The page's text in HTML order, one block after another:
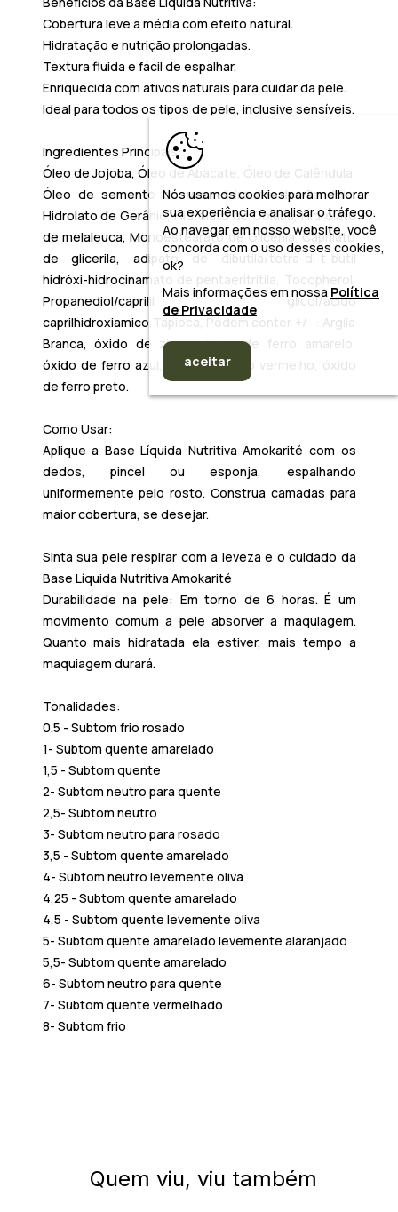
Cobertura leve a média com efeito natural.
Hidratação e nutrição prolongadas.
Textura fluida e fácil de espalhar.
Enriquecida com ativos naturais para cuidar da pele.
Ideal para todos os tipos de pele, inclusive sensíveis.
Ingredientes Principais:
Óleo de Jojoba, Óleo de Abacate, Óleo de Calêndula,
Óleo de semente de uva, Hidrolato de Candeia,
Hidrolato de Gerânio, Hidrolato de Goiaba, Hidrolato
de melaleuca, Monoestearato de Glicerila, Caprilato
de glicerila, adipato de dibutila/tetra-di-t-butil
hidróxi-hidrocinamato de pentaeritritila, Tocopherol,
Propanediol/caprilil glicol/ácido
caprilhidroxiamico,Tapioca, Podem conter +/- : Argila
Branca, óxido de zinco, óxido de ferro amarelo,
óxido de ferro azul, óxido de ferro vermelho, óxido
de ferro preto.
Como Usar:
Aplique a Base Líquida Nutritiva Amokarité com os
dedos, pincel ou esponja, espalhando
uniformemente pelo rosto. Construa camadas para
maior cobertura, se desejar.
Sinta sua pele respirar com a leveza e o cuidado da
Base Líquida Nutritiva Amokarité
Durabilidade na pele: Em torno de 6 horas. É um
movimento comum a pele absorver a maquiagem.
Quanto mais hidratada ela estiver, mais tempo a
maquiagem durará.
Tonalidades:
0.5 - Subtom frio rosado
1- Subtom quente amarelado
1,5 - Subtom quente
2- Subtom neutro para quente
2,5- Subtom neutro
3- Subtom neutro para rosado
3,5 - Subtom quente amarelado
4- Subtom neutro levemente oliva
4,25 - Subtom quente amarelado
4,5 - Subtom quente levemente oliva
5- Subtom quente amarelado levemente alaranjado
5,5- Subtom quente amarelado
6- Subtom neutro para quente
7- Subtom quente vermelhado
8- Subtom frio
Quem viu, viu também
Nós usamos cookies para melhorar
sua experiência e analisar o tráfego.
Ao navegar em nosso website, você
concorda com o uso desses cookies,
ok?
Mais informações em nossa Política
de Privacidade
aceitar